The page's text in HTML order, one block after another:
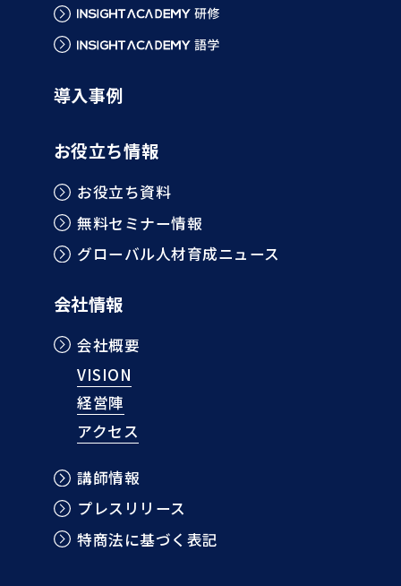
導入事例
お役立ち情報
お役立ち資料
無料セミナー情報
グローバル人材育成ニュース
会社情報
会社概要
VISION
経営陣
アクセス
講師情報
プレスリリース
特商法に基づく表記